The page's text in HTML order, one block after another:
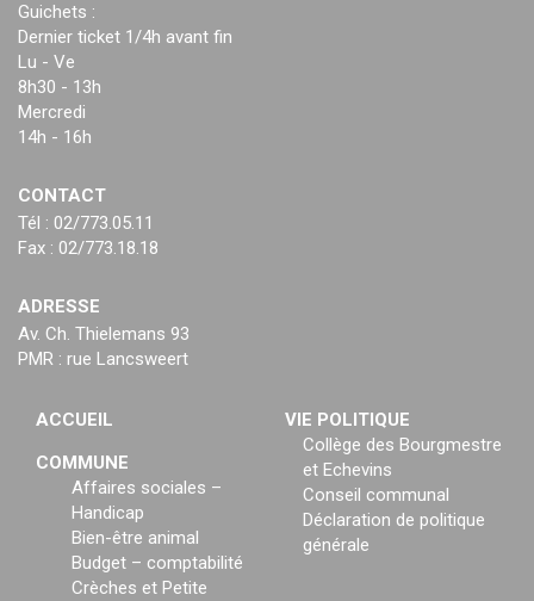
Guichets :
Dernier ticket 1/4h avant fin
Lu - Ve
8h30 - 13h
Mercredi
14h - 16h
CONTACT
Tél : 02/773.05.11
Fax : 02/773.18.18
ADRESSE
Av. Ch. Thielemans 93
PMR : rue Lancsweert
ACCUEIL
COMMUNE
Affaires sociales –
Handicap
Bien-être animal
Budget – comptabilité
Crèches et Petite
VIE POLITIQUE
Collège des Bourgmestre
et Echevins
Conseil communal
Déclaration de politique
générale